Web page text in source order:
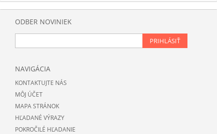
ODBER NOVINIEK
PRIHLÁSIŤ
NAVIGÁCIA
KONTAKTUJTE NÁS
MÔJ ÚČET
MAPA STRÁNOK
HĽADANÉ VÝRAZY
POKROČILÉ HĽADANIE